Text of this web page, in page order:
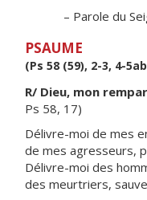
– Parole du
PSAUME
(Ps 58 (59), 2-3, 4-
R/ Dieu, mon
Ps 58, 17)
Délivre-moi de mes
de mes agresseurs,
Délivre-moi des
des meurtriers,